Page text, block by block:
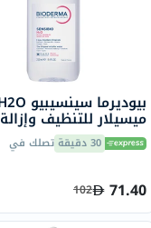
ميسيلار للتنظيف وإزالة
المكياج 250 مل30 دقيقة تصلك في
71.40
102